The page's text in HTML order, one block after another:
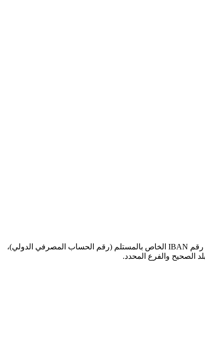
عند إرسال الأموال للمعاملات الدولية إلى هذا البنك المحدد، ستحتاج إلى رمز SWIFT BIC هذا (رمز تعريف البنك - Bank Identifier Code). قدمه مع رقم IBAN الخاص بالمستلم (رقم الحساب المصرفي الدولي)،